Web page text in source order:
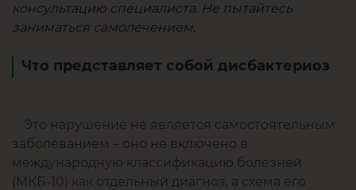
консультацию специалиста. Не пытайтесь
заниматься самолечением.
Что представляет собой дисбактериоз
Это нарушение не является самостоятельным
заболеванием – оно не включено в
международную классификацию болезней
(МКБ-10) как отдельный диагноз, а схема его